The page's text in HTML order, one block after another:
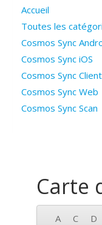
Poser une question
Questions
Connexion
Accueil
Toutes les
Cosmos Sync
Cosmos Sync iOS
Cosmos Sync Client
Cosmos Sync Web
Cosmos Sync Scan
Carte
A C D